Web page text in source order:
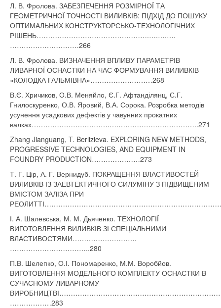
Л. В. Фролова. ЗАБЕЗПЕЧЕННЯ РОЗМІРНОЇ ТА
ГЕОМЕТРИЧНОЇ ТОЧНОСТІ ВИЛИВКІВ: ПІДХІД ДО ПОШУКУ
ОПТИМАЛЬНИХ КОНСТРУКТОРСЬКО-ТЕХНОЛОГІЧНИХ
РІШЕНЬ………………………………………….….….….
…………………………266
Л. В. Фролова. ВИЗНАЧЕННЯ ВПЛИВУ ПАРАМЕТРІВ
ЛИВАРНОЇ ОСНАСТКИ НА ЧАС ФОРМУВАННЯ ВИЛИВКІВ
«КОЛОДКА ГАЛЬМІВНА»………………………268
В.Є. Хричиков, О.В. Меняйло, Є.Г. Афтанділянц, С.Г.
Гнилоскуренко, О.В. Яровий, В.А. Сорока. Розробка методів
усунення усадкових дефектів у чавунних прокатних
валках…………………………….….……………………………..271
Zhang Jianguang, T. Berlizieva. EXPLORING NEW METHODS,
PROGRESSIVE TECHNOLOGIES, AND EQUIPMENT IN
FOUNDRY PRODUCTION…………………273
Т. Г. Цір, А. Г. Вернидуб. ПОКРАЩЕННЯ ВЛАСТИВОСТЕЙ
ВИЛИВКІВ ІЗ ЗАЕВТЕКТИЧНОГО СИЛУМІНУ З ПІДВИЩЕНИМ
ВМІСТОМ ЗАЛІЗА ПРИ
І. А. Шалевська, М. М. Дьяченко. ТЕХНОЛОГІЇ
ВИГОТОВЛЕННЯ ВИЛИВКІВ ЗІ СПЕЦІАЛЬНИМИ
ВЛАСТИВОСТЯМИ……………………….
……………………………..280
П.В. Шелепко, О.І. Пономаренко, М.М. Воробйов.
ВИГОТОВЛЕННЯ МОДЕЛЬНОГО КОМПЛЕКТУ ОСНАСТКИ В
СУЧАСНОМУ ЛИВАРНОМУ
………………283